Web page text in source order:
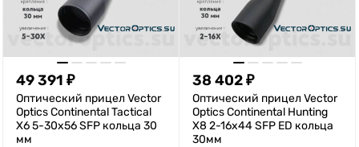
49 391 ₽
Оптический прицел Vector
Optics Continental Tactical
X6 5-30x56 SFP кольца 30
мм
38 402₽
Оптический прицел Vector
Optics Continental Hunting
X8 2-16x44 SFP ED кольца
30мм